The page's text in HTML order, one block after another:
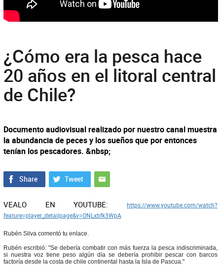
¿Cómo era la pesca hace
20 años en el litoral central
de Chile?
Documento audiovisual realizado por nuestro canal muestra
la abundancia de peces y los sueños que por entonces
tenían los pescadores. &nbsp;
VEALO EN YOUTUBE:https://www.youtube.com/watch?
feature=player_detailpage&v=ONLxbfk3WpA
Rubén Silva comentó tu enlace.
Rubén escribió: "Se debería combatir con más fuerza la pesca indiscriminada,
si nuestra voz tiene peso algún día se debería prohibir pescar con barcos
factoría desde la costa de chile continental hasta la Isla de Pascua."